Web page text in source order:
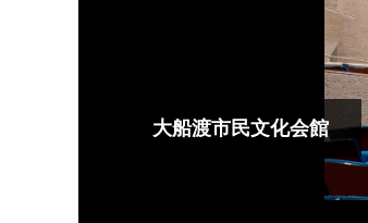
大船渡市民文化会館